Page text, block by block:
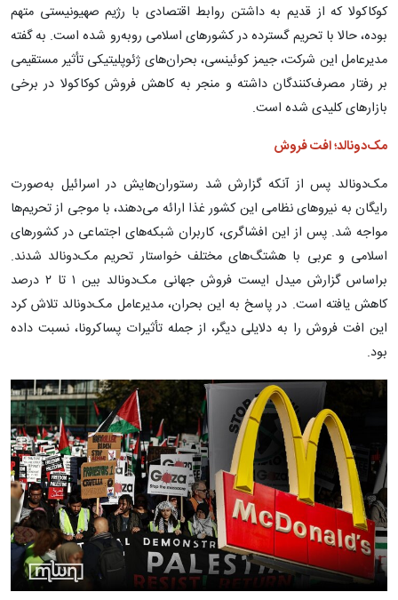
کوکاکولا که از قدیم به داشتن روابط اقتصادی با رژیم صهیونیستی متهم
بوده، حالا با تحریم گسترده در کشورهای اسلامی روبه‌رو شده است. به گفته
مدیرعامل این شرکت، جیمز کوئینسی، بحران‌های ژئوپلیتیکی تأثیر مستقیمی
بر رفتار مصرف‌کنندگان داشته و منجر به کاهش فروش کوکاکولا در برخی
بازارهای کلیدی شده است.
مک‌دونالد؛ افت فروش
مک‌دونالد پس از آنکه گزارش شد رستوران‌هایش در اسرائیل به‌صورت
رایگان به نیروهای نظامی این کشور غذا ارائه می‌دهند، با موجی از تحریم‌ها
مواجه شد. پس از این افشاگری، کاربران شبکه‌های اجتماعی در کشورهای
اسلامی و عربی با هشتگ‌های مختلف خواستار تحریم مک‌دونالد شدند.
براساس گزارش میدل ایست فروش جهانی مک‌دونالد بین ۱ تا ۲ درصد
کاهش یافته است. در پاسخ به این بحران، مدیرعامل مک‌دونالد تلاش کرد
این افت فروش را به دلایلی دیگر، از جمله تأثیرات پساکرونا، نسبت داده
بود.